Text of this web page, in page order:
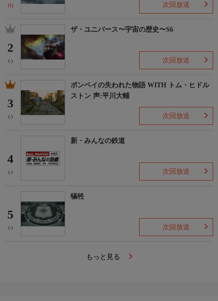
(1) 次回放送
2
(-)
ザ・ユニバース〜宇宙の歴史〜S6
次回放送
3
(-)
ポンペイの失われた物語 WITH トム・ヒドル
ストン 声:平川大輔
次回放送
4
(-)
新・みんなの鉄道
次回放送
5
(-)
犠牲
次回放送
もっと見る